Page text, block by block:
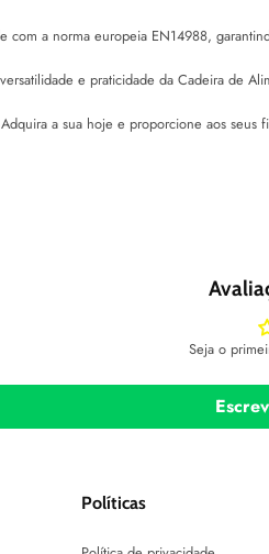
a norma europeia EN14988,
e praticidade da Cadeira de
a sua hoje e proporcione aos seus
Seja o
Políticas